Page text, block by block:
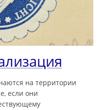
на территории
если они